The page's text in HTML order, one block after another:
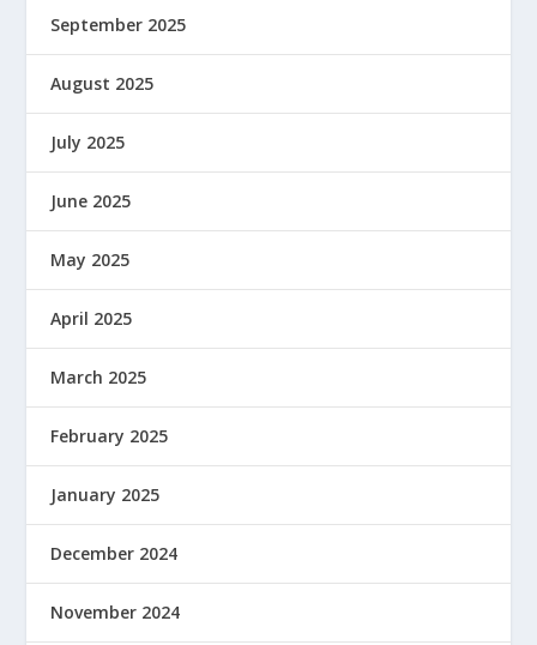
September 2025
August 2025
July 2025
June 2025
May 2025
April 2025
March 2025
February 2025
January 2025
December 2024
November 2024